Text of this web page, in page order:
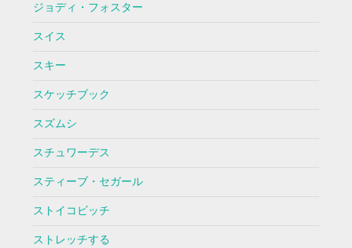
ジョディ・フォスター
スイス
スキー
スケッチブック
スズムシ
スチュワーデス
スティーブ・セガール
ストイコビッチ
ストレッチする